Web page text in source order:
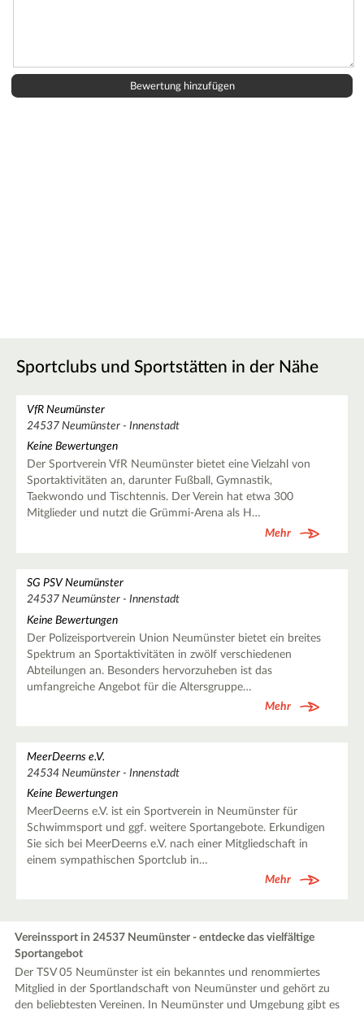
Sportclubs und Sportstätten in der Nähe
VfR Neumünster
24537 Neumünster - Innenstadt
Keine Bewertungen
Der Sportverein VfR Neumünster bietet eine Vielzahl von
Sportaktivitäten an, darunter Fußball, Gymnastik,
Taekwondo und Tischtennis. Der Verein hat etwa 300
Mitglieder und nutzt die Grümmi-Arena als H…
Mehr
SG PSV Neumünster
24537 Neumünster - Innenstadt
Keine Bewertungen
Der Polizeisportverein Union Neumünster bietet ein breites
Spektrum an Sportaktivitäten in zwölf verschiedenen
Abteilungen an. Besonders hervorzuheben ist das
umfangreiche Angebot für die Altersgruppe…
Mehr
MeerDeerns e.V.
24534 Neumünster - Innenstadt
Keine Bewertungen
MeerDeerns e.V. ist ein Sportverein in Neumünster für
Schwimmsport und ggf. weitere Sportangebote. Erkundigen
Sie sich bei MeerDeerns e.V. nach einer Mitgliedschaft in
einem sympathischen Sportclub in…
Mehr
Vereinssport in 24537 Neumünster - entdecke das vielfältige
Sportangebot
Der TSV 05 Neumünster ist ein bekanntes und renommiertes
Mitglied in der Sportlandschaft von Neumünster und gehört zu
den beliebtesten Vereinen. In Neumünster und Umgebung gibt es